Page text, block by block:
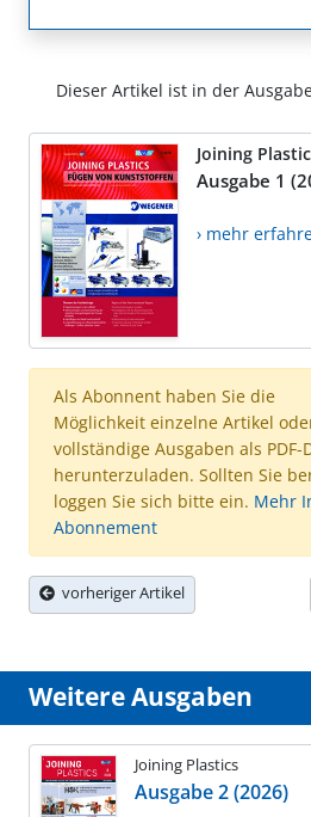
Dieser Artikel ist in der
Joining
Ausgabe 1
› mehr
Als Abonnent haben Sie die
Möglichkeit einzelne Artikel
vollständige Ausgaben als PDF-
herunterzuladen. Sollten Sie
loggen Sie sich bitte ein. Mehr
Abonnement
vorheriger Artikel
Weitere Ausgaben
Joining Plastics
Ausgabe 2 (2026)